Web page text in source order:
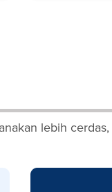
lebih